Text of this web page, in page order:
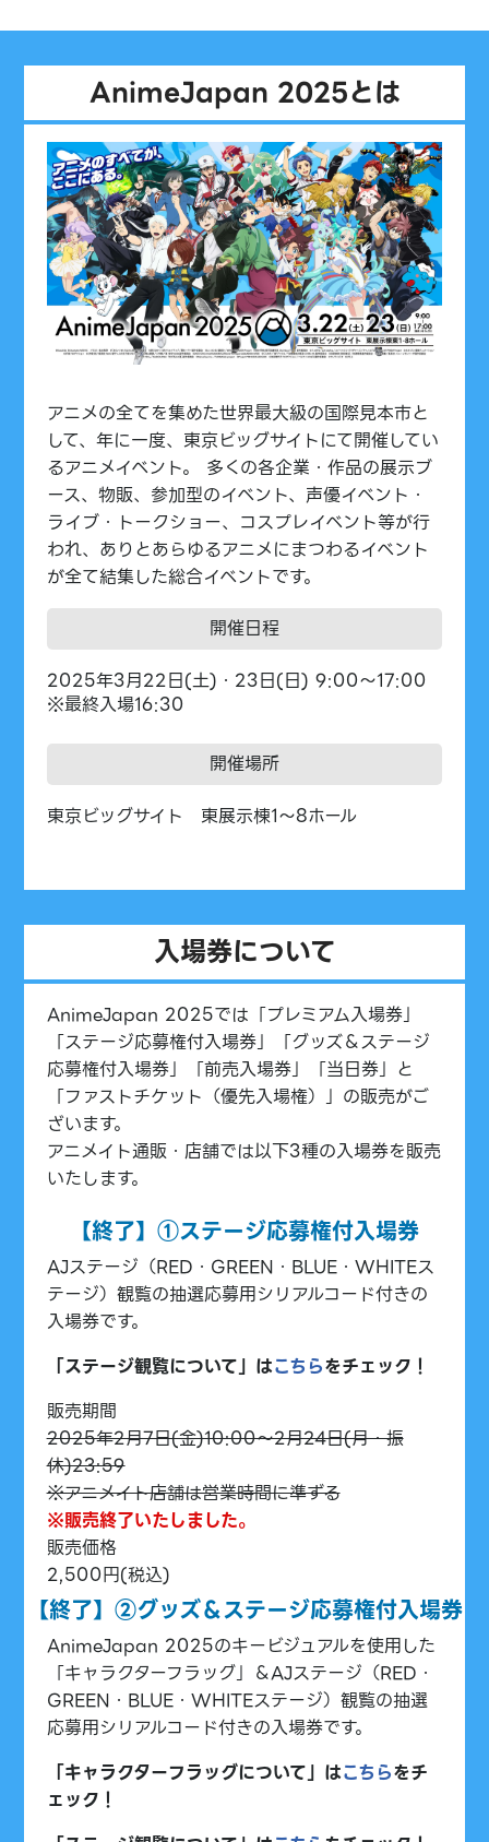
AnimeJapan 2025とは
アニメの全てを集めた世界最大級の国際見本市と
して、年に一度、東京ビッグサイトにて開催してい
るアニメイベント。 多くの各企業・作品の展示ブ
ース、物販、参加型のイベント、声優イベント・
ライブ・トークショー、コスプレイベント等が行
われ、ありとあらゆるアニメにまつわるイベント
が全て結集した総合イベントです。
開催日程
2025年3月22日(土)・23日(日) 9:00～17:00
※最終入場16:30
開催場所
東京ビッグサイト 東展示棟1～8ホール
入場券について
AnimeJapan 2025では「プレミアム入場券」
「ステージ応募権付入場券」「グッズ＆ステージ
応募権付入場券」「前売入場券」「当日券」と
「ファストチケット（優先入場権）」の販売がご
ざいます。
アニメイト通販・店舗では以下3種の入場券を販売
いたします。
【終了】①ステージ応募権付入場券
AJステージ（RED・GREEN・BLUE・WHITEス
テージ）観覧の抽選応募用シリアルコード付きの
入場券です。
「ステージ観覧について」はこちらをチェック！
販売期間
2025年2月7日(金)10:00～2月24日(月・振
休)23:59
※アニメイト店舗は営業時間に準ずる
※販売終了いたしました。
販売価格
2,500円(税込)
【終了】②グッズ＆ステージ応募権付入場券
AnimeJapan 2025のキービジュアルを使用した
「キャラクターフラッグ」＆AJステージ（RED・
GREEN・BLUE・WHITEステージ）観覧の抽選
応募用シリアルコード付きの入場券です。
「キャラクターフラッグについて」はこちらをチ
ェック！